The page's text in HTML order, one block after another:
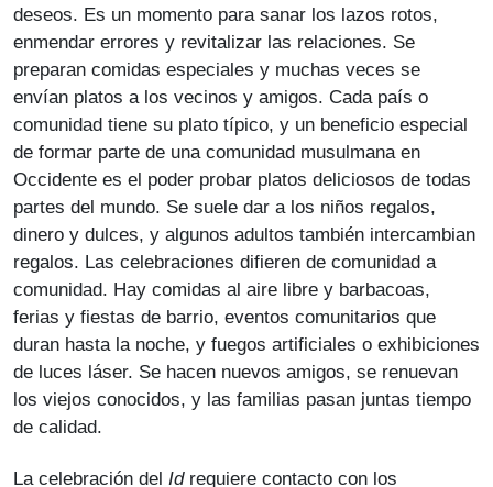
deseos. Es un momento para sanar los lazos rotos,
enmendar errores y revitalizar las relaciones. Se
preparan comidas especiales y muchas veces se
envían platos a los vecinos y amigos. Cada país o
comunidad tiene su plato típico, y un beneficio especial
de formar parte de una comunidad musulmana en
Occidente es el poder probar platos deliciosos de todas
partes del mundo. Se suele dar a los niños regalos,
dinero y dulces, y algunos adultos también intercambian
regalos. Las celebraciones difieren de comunidad a
comunidad. Hay comidas al aire libre y barbacoas,
ferias y fiestas de barrio, eventos comunitarios que
duran hasta la noche, y fuegos artificiales o exhibiciones
de luces láser. Se hacen nuevos amigos, se renuevan
los viejos conocidos, y las familias pasan juntas tiempo
de calidad.
La celebración del Idrequiere contacto con los